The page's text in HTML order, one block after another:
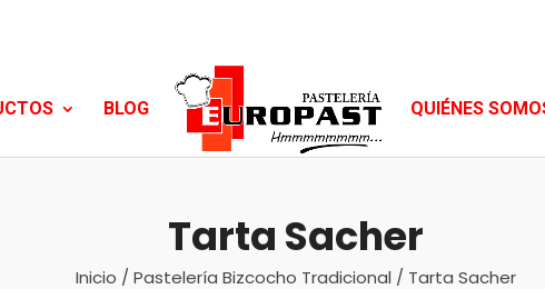
BLOG QUIÉNES
Tarta Sacher
Inicio / Pastelería Bizcocho Tradicional / Tarta Sacher